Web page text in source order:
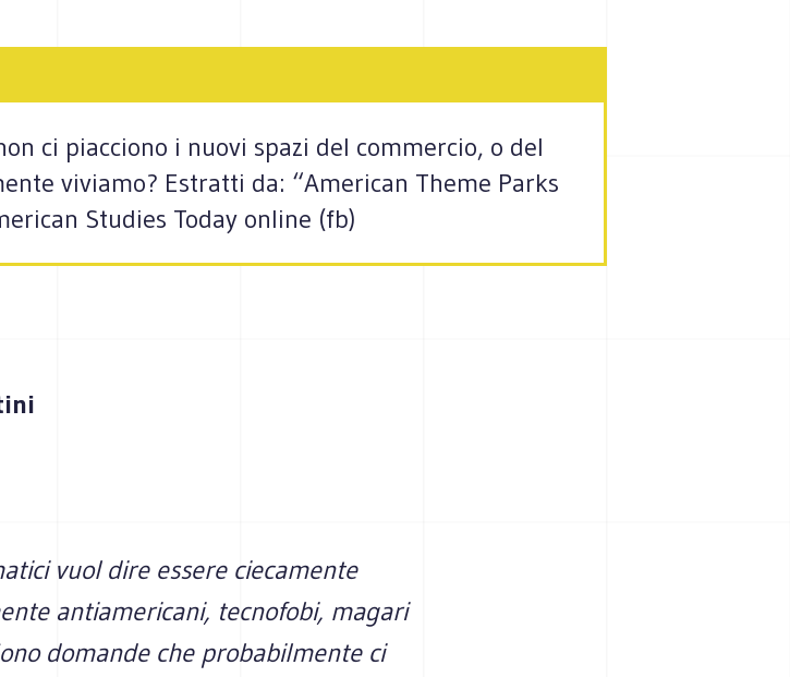
ci piacciono i nuovi spazi del commercio, o del
viviamo? Estratti da: “American Theme Parks
Studies Today online (fb)
vuol dire essere ciecamente
antiamericani, tecnofobi, magari
domande che probabilmente ci